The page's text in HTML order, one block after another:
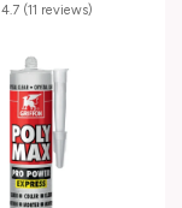
4.7 (11 reviews)